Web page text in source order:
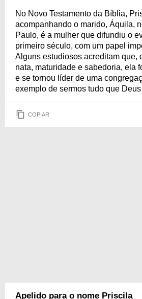
No Novo Testamento da Bíblia,
acompanhando o marido, Áquila,
Paulo, é a mulher que difundiu o
primeiro século, com um papel
Alguns estudiosos acreditam que,
nata, maturidade e sabedoria, ela
e se tornou líder de uma
exemplo de sermos tudo que
COPIAR
Apelido para o nome Priscila